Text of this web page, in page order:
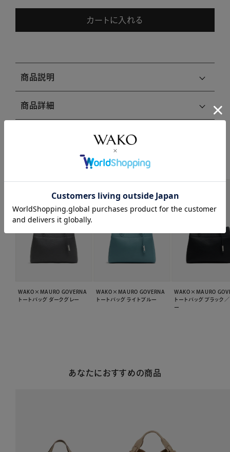
カートに入れる
商品説明
商品詳細
注意事項・キャンセル・返品
WAKO×MAURO GOVERNA
トートバッグ ダークグレー
WAKO×MAURO GOVERNA
トートバッグ ライトブルー
WAKO×MAURO
トートバッグ ブラック
ー
あなたにおすすめの商品